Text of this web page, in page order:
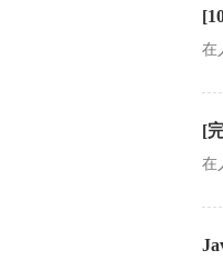
在
[
在